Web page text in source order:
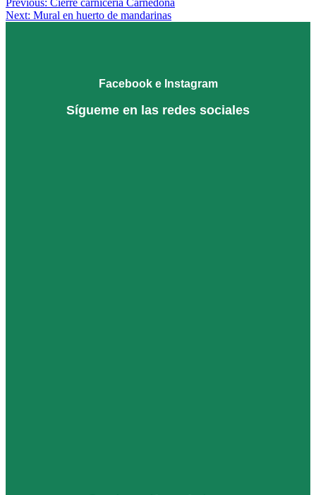
in
Next: Mural en huerto de mandarinas
Facebook e Instagram
Sígueme en las redes sociales